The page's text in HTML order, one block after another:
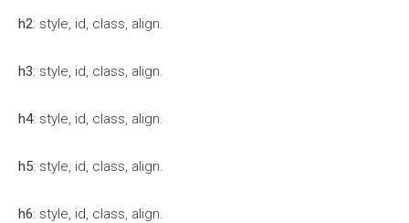
h2: style, id, class, align.
h3: style, id, class, align.
h4: style, id, class, align.
h5: style, id, class, align.
h6: style, id, class, align.